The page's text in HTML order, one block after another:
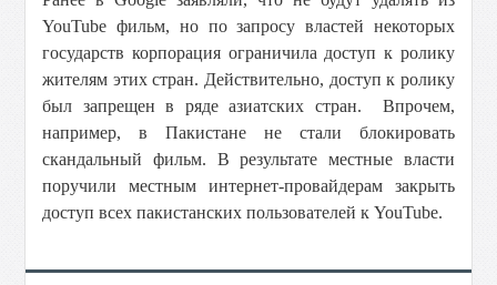
YouTube фильм, но по запросу властей некоторых
государств корпорация ограничила доступ к ролику
жителям этих стран. Действительно, доступ к ролику
был запрещен в ряде азиатских стран. Впрочем,
например, в Пакистане не стали блокировать
скандальный фильм. В результате местные власти
поручили местным интернет-провайдерам закрыть
доступ всех пакистанских пользователей к YouTube.